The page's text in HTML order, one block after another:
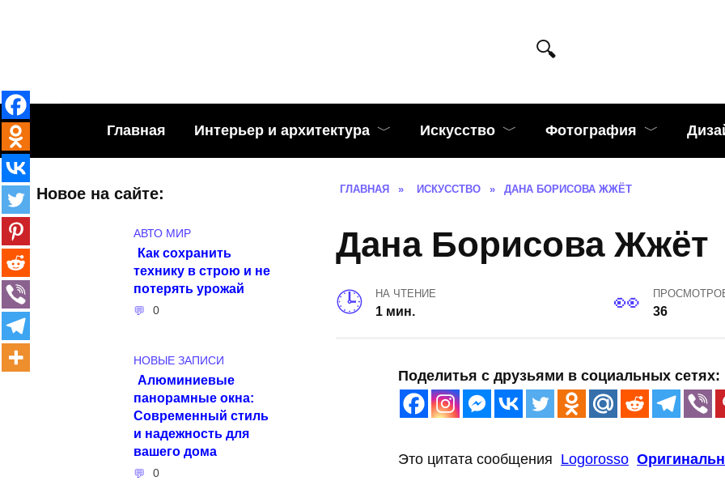
Главная Интерьер и архитектура Искусство Фотография
ГЛАВНАЯ » ИСКУССТВО » ДАНА БОРИСОВА ЖЖЁТ
Дана Борисова Жжёт
НА ЧТЕНИЕ
1 мин. 36
Поделитья с друзьями в социальных сетях:
Это цитата сообщения Logorosso
Новое на сайте:
АВТО МИР
Как сохранить
технику в строю и не
потерять урожай
0
НОВЫЕ ЗАПИСИ
Алюминиевые
панорамные окна:
Современный стиль
и надежность для
вашего дома
0